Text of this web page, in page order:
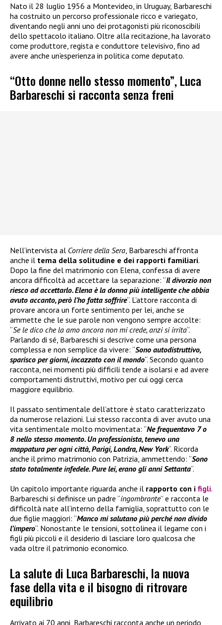
Nato il 28 luglio 1956 a Montevideo, in Uruguay, Barbareschi
ha costruito un percorso professionale ricco e variegato,
diventando negli anni uno dei protagonisti più riconoscibili
dello spettacolo italiano. Oltre alla recitazione, ha lavorato
come produttore, regista e conduttore televisivo, fino ad
avere anche un’esperienza in politica come deputato.
“Otto donne nello stesso momento”, Luca
Barbareschi si racconta senza freni
Nell’intervista al Corriere della Sera , Barbareschi affronta
anche il tema della solitudine e dei rapporti familiari.
Dopo la fine del matrimonio con Elena, confessa di avere
ancora difficoltà ad accettare la separazione: “Il divorzio non
riesco ad accettarlo. Elena è la donna più intelligente che abbia
avuto accanto, però l’ho fatta soffrire“. L’attore racconta di
provare ancora un forte sentimento per lei, anche se
ammette che le sue parole non vengono sempre accolte:
“Se le dico che la amo ancora non mi crede, anzi si irrita“.
Parlando di sé, Barbareschi si descrive come una persona
complessa e non semplice da vivere: “Sono autodistruttivo,
sparisco per giorni, incazzato con il mondo“. Secondo quanto
racconta, nei momenti più difficili tende a isolarsi e ad avere
comportamenti distruttivi, motivo per cui oggi cerca
maggiore equilibrio.
Il passato sentimentale dell’attore è stato caratterizzato
da numerose relazioni. Lui stesso racconta di aver avuto una
vita sentimentale molto movimentata: “Ne frequentavo 7 o
8 nello stesso momento. Un professionista, tenevo una
mappatura per ogni città, Parigi, Londra, New York“. Ricorda
anche il primo matrimonio con Patrizia, ammettendo: “Sono
stato totalmente infedele. Pure lei, erano gli anni Settanta“.
Un capitolo importante riguarda anche il rapporto con i figli.
Barbareschi si definisce un padre “ingombrante” e racconta le
difficoltà nate all’interno della famiglia, soprattutto con le
due figlie maggiori: “Manco mi salutano più perché non divido
l’impero“. Nonostante le tensioni, sottolinea il legame con i
figli più piccoli e il desiderio di lasciare loro qualcosa che
vada oltre il patrimonio economico.
La salute di Luca Barbareschi, la nuova
fase della vita e il bisogno di ritrovare
equilibrio
Arrivato ai 70 anni, Barbareschi racconta anche un periodo